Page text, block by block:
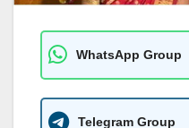
WhatsApp Group
Telegram Group